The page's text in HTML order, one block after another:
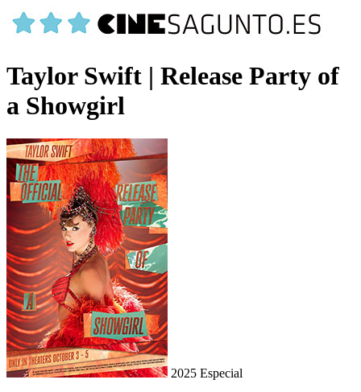
Taylor Swift | Release Party of
a Showgirl
2025 Especial